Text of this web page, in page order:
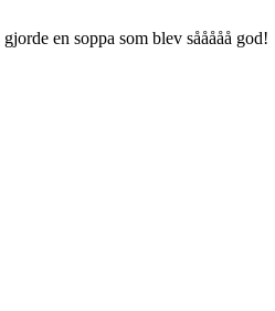
en soppa som blev sååååå god!